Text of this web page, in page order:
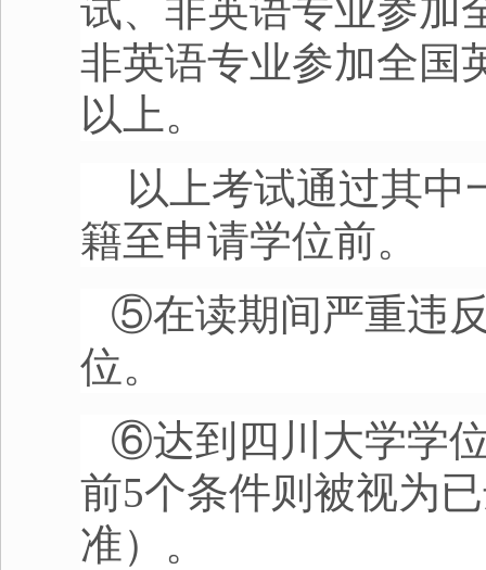
试、非英语专业参加
非英语专业参加全国
以上。
以上考试通过其
籍至申请学位前。
⑤在读期间严重违
位。
⑥达到四川大学学
前5个条件则被视为
准）。